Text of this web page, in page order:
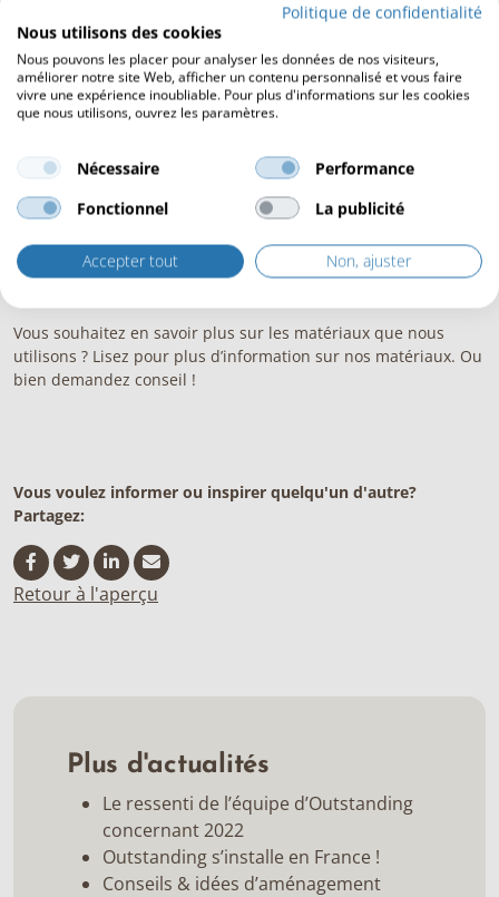
En général, des cliquets sont montés au bout des travées. C’est
ce que nous faisions aussi jusqu’à ce que nous remarquions
que le bout des poutres en bois de sapin devenaient poreux à
cause des intempéries. Cela pose problème dès le moment où
les boulons commencent à rouiller à cause du temps. Par
être arraché du
bois
. Dans les deux les cas les travées
peuvent, par vents violents, se détacher ou même s’envoler.
Ayant constaté ce problème nous avons développé un embout
d’extrémité qui y remédie.
Nos nouveaux embouts d’extrémité présentent un énorme
Vous souhaitez en savoir plus sur les matériaux que nous
utilisons ? Lisez pour plus d’information sur nos matériaux. Ou
bien demandez conseil !
Vous voulez informer ou inspirer quelqu'un d'autre?
Partagez:
Retour à l'aperçu
Plus d'actualités
Le ressenti de l’équipe d’Outstanding
concernant 2022
Outstanding s’installe en France !
Conseils & idées d’aménagement
Politique de confidentialité
Nous utilisons des cookies
Nous pouvons les placer pour analyser les données de nos visiteurs,
améliorer notre site Web, afficher un contenu personnalisé et vous faire
vivre une expérience inoubliable. Pour plus d'informations sur les cookies
que nous utilisons, ouvrez les paramètres.
Nécessaire
Performance
Fonctionnel
La publicité
Accepter tout Non, ajuster